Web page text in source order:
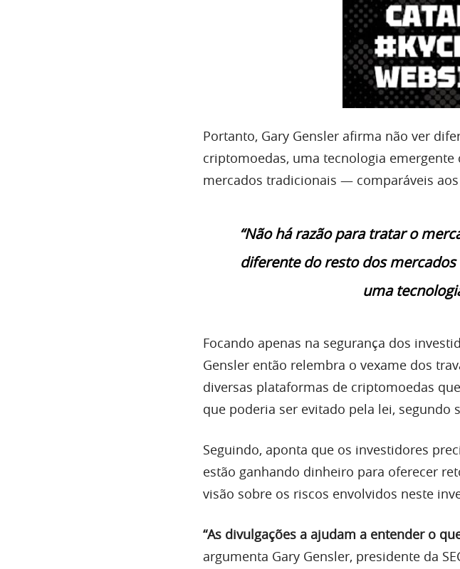
Portanto, Gary Gensler afirma não ver
criptomoedas, uma tecnologia
mercados tradicionais — comparáveis
“Não há razão para tratar o
diferente do resto dos
uma
Focando apenas na segurança dos
Gensler então relembra o vexame dos
diversas plataformas de criptomoedas
que poderia ser evitado pela lei, segundo
Seguindo, aponta que os investidores
estão ganhando dinheiro para oferecer
visão sobre os riscos envolvidos neste
“As divulgações a ajudam a entender o
argumenta Gary Gensler, presidente da